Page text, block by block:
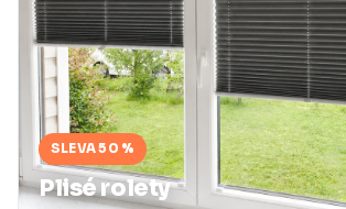
SLEVA 50 %
Plisé rolety